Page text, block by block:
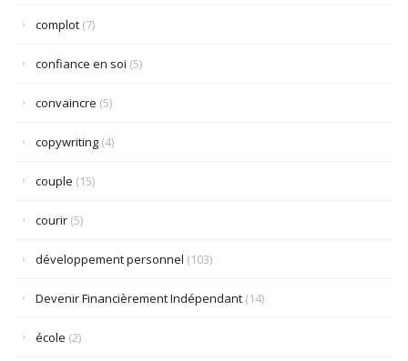
complot (7)
confiance en soi (5)
convaincre (5)
copywriting (4)
couple (15)
courir (5)
développement personnel (103)
Devenir Financièrement Indépendant (14)
école (2)